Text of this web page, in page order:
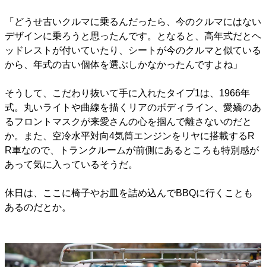
「どうせ古いクルマに乗るんだったら、今のクルマにはない
デザインに乗ろうと思ったんです。となると、高年式だとヘ
ッドレストが付いていたり、シートが今のクルマと似ている
から、年式の古い個体を選ぶしかなかったんですよね」
そうして、こだわり抜いて手に入れたタイプ1は、1966年
式。丸いライトや曲線を描くリアのボディライン、愛嬌のあ
るフロントマスクが来愛さんの心を掴んで離さないのだと
か。また、空冷水平対向4気筒エンジンをリヤに搭載するR
R車なので、トランクルームが前側にあるところも特別感が
あって気に入っているそうだ。
休日は、ここに椅子やお皿を詰め込んでBBQに行くことも
あるのだとか。